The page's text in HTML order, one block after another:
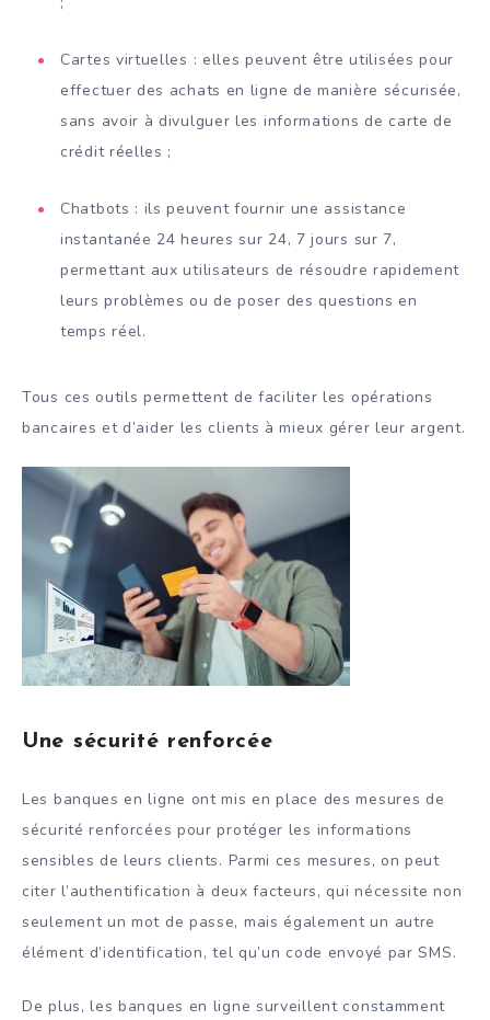
Cartes virtuelles : elles peuvent être utilisées pour
effectuer des achats en ligne de manière sécurisée,
sans avoir à divulguer les informations de carte de
crédit réelles ;
Chatbots : ils peuvent fournir une assistance
instantanée 24 heures sur 24, 7 jours sur 7,
permettant aux utilisateurs de résoudre rapidement
leurs problèmes ou de poser des questions en
temps réel.
Tous ces outils permettent de faciliter les opérations
bancaires et d’aider les clients à mieux gérer leur argent.
Une sécurité renforcée
Les banques en ligne ont mis en place des mesures de
sécurité renforcées pour protéger les informations
sensibles de leurs clients. Parmi ces mesures, on peut
citer l’authentification à deux facteurs, qui nécessite non
seulement un mot de passe, mais également un autre
élément d’identification, tel qu’un code envoyé par SMS.
De plus, les banques en ligne surveillent constamment